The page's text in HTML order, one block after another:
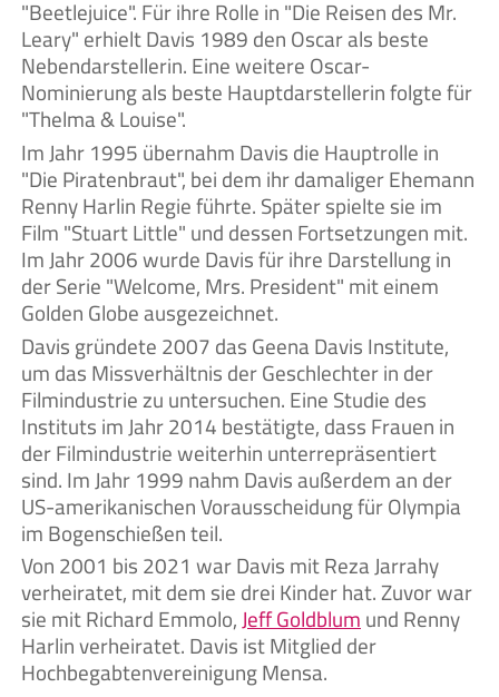
"Beetlejuice". Für ihre Rolle in "Die Reisen des Mr.
Leary" erhielt Davis 1989 den Oscar als beste
Nebendarstellerin. Eine weitere Oscar-
Nominierung als beste Hauptdarstellerin folgte für
"Thelma & Louise".
Im Jahr 1995 übernahm Davis die Hauptrolle in
"Die Piratenbraut", bei dem ihr damaliger Ehemann
Renny Harlin Regie führte. Später spielte sie im
Film "Stuart Little" und dessen Fortsetzungen mit.
Im Jahr 2006 wurde Davis für ihre Darstellung in
der Serie "Welcome, Mrs. President" mit einem
Golden Globe ausgezeichnet.
Davis gründete 2007 das Geena Davis Institute,
um das Missverhältnis der Geschlechter in der
Filmindustrie zu untersuchen. Eine Studie des
Instituts im Jahr 2014 bestätigte, dass Frauen in
der Filmindustrie weiterhin unterrepräsentiert
sind. Im Jahr 1999 nahm Davis außerdem an der
US-amerikanischen Vorausscheidung für Olympia
im Bogenschießen teil.
Von 2001 bis 2021 war Davis mit Reza Jarrahy
verheiratet, mit dem sie drei Kinder hat. Zuvor war
sie mit Richard Emmolo,Jeff Goldblumund Renny
Harlin verheiratet. Davis ist Mitglied der
Hochbegabtenvereinigung Mensa.